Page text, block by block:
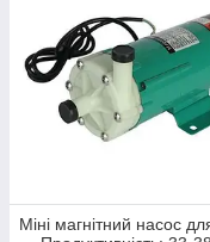
Міні магнітний насос